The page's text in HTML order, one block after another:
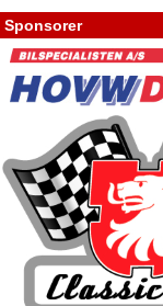
Sponsorer